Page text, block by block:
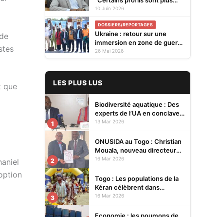
que
exposés… Il faut adopter des
responsables et signaler
systématiquement les abus",
Dr Dounwourgue, ANCy
(Interview)
10 Juin 2026
DOSSIERS/REPORTAGES
Ukraine : retour sur une
immersion en zone de guerre
pour une journaliste de Savoir
26 Mai 2026
LES PLUS LUS
1
Biodiversité aquatique : Des
experts de l’UA en conclave à
Lomé pour renforcer la
13 Mar 2026
2
ONUSIDA au Togo : Christian
Mouala, nouveau directeur
pays
16 Mar 2026
3
Togo : Les populations de la
Kéran célèbrent dans
l’allégresse Tislim-Difoini,
16 Mar 2026
Economie : les poumons de